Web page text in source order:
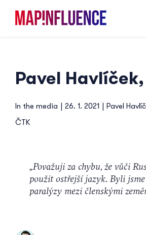
Skip
Pavel
In the media | 26. 1. 2021 | Pavel
ČTK
„Považuji za chybu, že vůči
použit ostřejší jazyk. Byli jsme
paralýzy mezi členskými